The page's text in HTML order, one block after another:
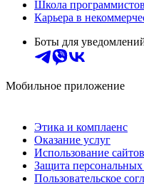
Школа программистов
Карьера в
Боты для
Мобильное приложение
Этика и комплаенс
Оказание услуг
Использование сайтов
Защита
Пользовательское